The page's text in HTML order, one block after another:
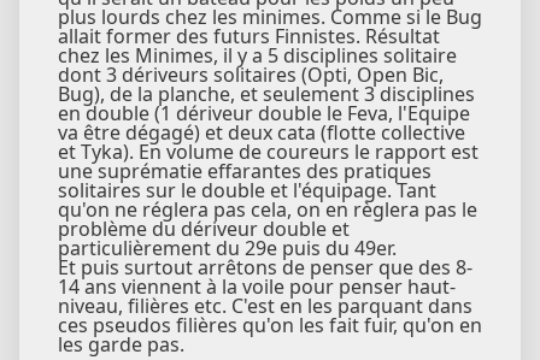
plus lourds chez les minimes. Comme si le Bug
allait former des futurs Finnistes. Résultat
chez les Minimes, il y a 5 disciplines solitaire
dont 3 dériveurs solitaires (Opti, Open Bic,
Bug), de la planche, et seulement 3 disciplines
en double (1 dériveur double le Feva, l'Equipe
va être dégagé) et deux cata (flotte collective
et Tyka). En volume de coureurs le rapport est
une suprématie effarantes des pratiques
solitaires sur le double et l'équipage. Tant
qu'on ne réglera pas cela, on en règlera pas le
problème du dériveur double et
particulièrement du 29e puis du 49er.
Et puis surtout arrêtons de penser que des 8-
14 ans viennent à la voile pour penser haut-
niveau, filières etc. C'est en les parquant dans
ces pseudos filières qu'on les fait fuir, qu'on en
les garde pas.